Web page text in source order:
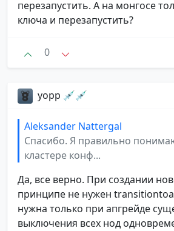
перезапустить. А на монгосе
ключа и перезапустить?
0
yopp 💉💉
Aleksander Nattergal
Спасибо. Я правильно
кластере конф...
Да, все верно. При создании
принципе не нужен
нужна только при апгрейде
выключения всех нод